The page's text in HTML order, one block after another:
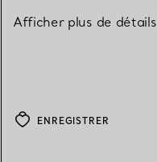
Afficher plus de détails
ENREGISTRER